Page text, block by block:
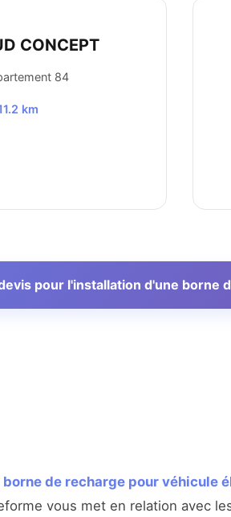
CONCEPT
84
km
pour l'installation d'une borne
borne de recharge pour véhicule
vous met en relation avec